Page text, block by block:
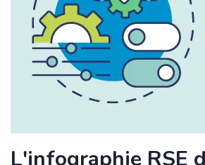
L'infographie RSE